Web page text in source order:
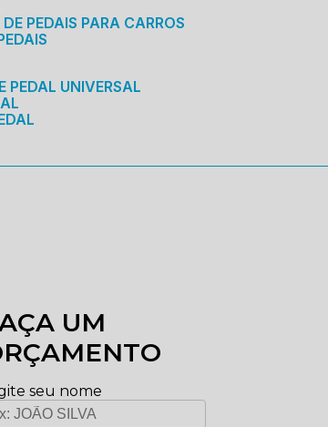
DE PEDAIS PARA CARROS
PEDAL UNIVERSAL
UM
seu nome